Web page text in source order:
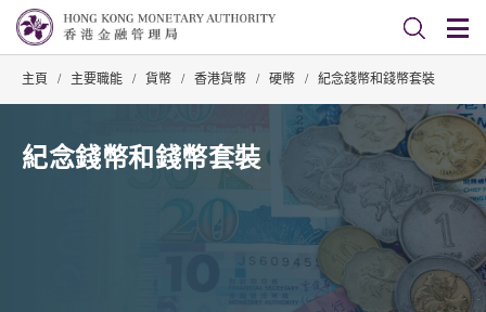
主頁 / 主要職能 / 貨幣 / 香港貨幣 / 硬幣 / 紀念錢幣和錢幣套裝
紀念錢幣和錢幣套裝